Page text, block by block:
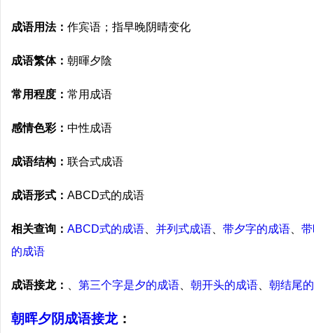
成语用法： 作宾语；指早晚阴晴变化
成语繁体： 朝暉夕陰
常用程度： 常用成语
感情色彩： 中性成语
成语结构： 联合式成语
成语形式： ABCD式的成语
相关查询： ABCD式的成语 并列式成语 带夕字的成语
的成语
成语接龙： 第三个字是夕的成语 朝开头的成语 朝结尾
朝晖夕阴成语接龙：